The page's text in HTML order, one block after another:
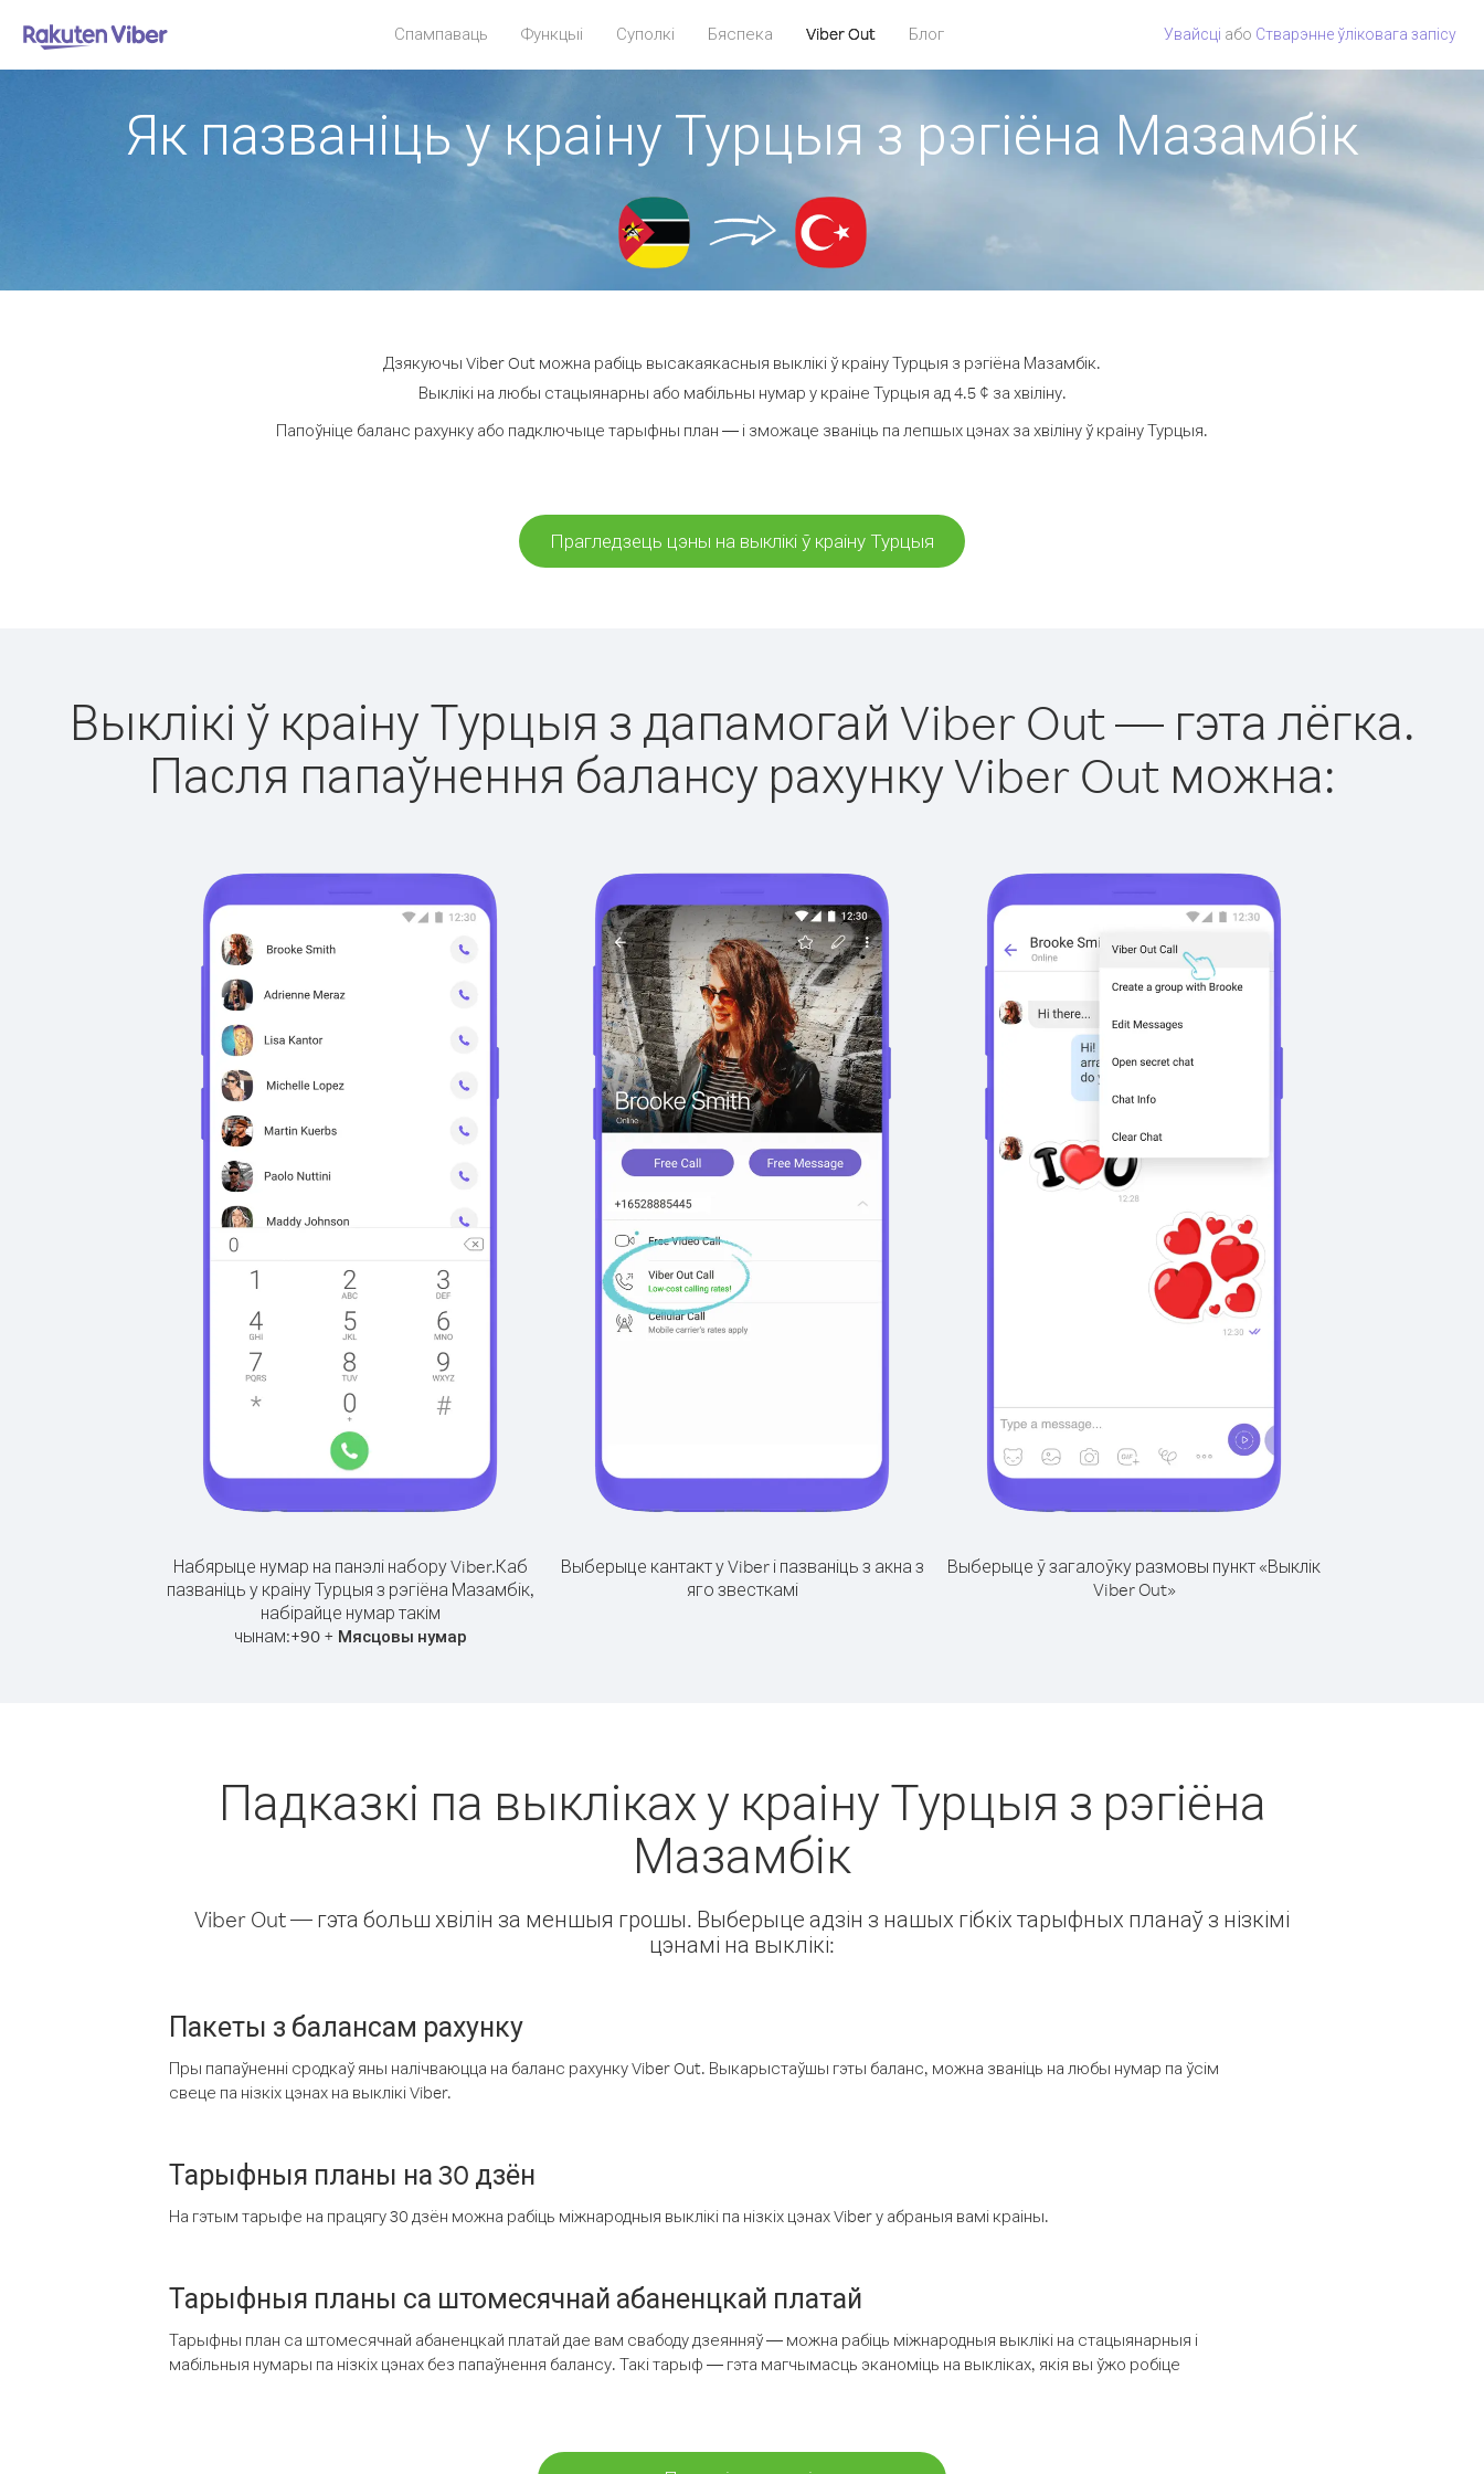
Спампаваць Функцыі Суполкі Бяспека Viber Out Блог Увайсці або Стварэнне ўліковага запісу
Як пазваніць у краіну Турцыя з рэгіёна Мазамбік
Дзякуючы Viber Out можна рабіць высакаякасныя выклікі ў краіну Турцыя з рэгіёна Мазамбік.
Выклікі на любы стацыянарны або мабільны нумар у краіне Турцыя ад 4.5 ¢ за хвіліну.
Папоўніце баланс рахунку або падключыце тарыфны план — і зможаце званіць па лепшых цэнах за хвіліну ў краіну Турцыя.
Прагледзець цэны на выклікі ў краіну Турцыя
Выклікі ў краіну Турцыя з дапамогай Viber Out — гэта лёгка.
Пасля папаўнення балансу рахунку Viber Out можна:
Набярыце нумар на панэлі набору Viber.Каб
пазваніць у краіну Турцыя з рэгіёна Мазамбік,
набірайце нумар такім
чынам:+90+ Мясцовы нумар
Выберыце кантакт у Viber і пазваніць з акна з
яго звесткамі
Выберыце ў загалоўку размовы пункт «Выклік
Viber Out»
Падказкі па выкліках у краіну Турцыя з рэгіёна
Мазамбік
Viber Out — гэта больш хвілін за меншыя грошы. Выберыце адзін з нашых гібкіх тарыфных планаў з нізкімі
цэнамі на выклікі:
Пакеты з балансам рахунку
Пры папаўненні сродкаў яны налічваюцца на баланс рахунку Viber Out. Выкарыстаўшы гэты баланс, можна званіць на любы нумар па ўсім
свеце па нізкіх цэнах на выклікі Viber.
Тарыфныя планы на 30 дзён
На гэтым тарыфе на працягу 30 дзён можна рабіць міжнародныя выклікі па нізкіх цэнах Viber у абраныя вамі краіны.
Тарыфныя планы са штомесячнай абаненцкай платай
Тарыфны план са штомесячнай абаненцкай платай дае вам свабоду дзеянняў — можна рабіць міжнародныя выклікі на стацыянарныя і
мабільныя нумары па нізкіх цэнах без папаўнення балансу. Такі тарыф — гэта магчымасць эканоміць на выкліках, якія вы ўжо робіце